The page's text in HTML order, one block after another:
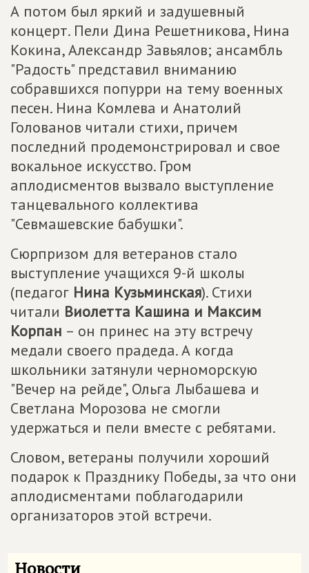
А потом был яркий и задушевный
концерт. Пели Дина Решетникова, Нина
Кокина, Александр Завьялов; ансамбль
"Радость" представил вниманию
собравшихся попурри на тему военных
песен. Нина Комлева и Анатолий
Голованов читали стихи, причем
последний продемонстрировал и свое
вокальное искусство. Гром
аплодисментов вызвало выступление
танцевального коллектива
"Севмашевские бабушки".
Сюрпризом для ветеранов стало
выступление учащихся 9-й школы
(педагог Нина Кузьминская). Стихи
читали Виолетта Кашина и Максим
Корпан – он принес на эту встречу
медали своего прадеда. А когда
школьники затянули черноморскую
"Вечер на рейде", Ольга Лыбашева и
Светлана Морозова не смогли
удержаться и пели вместе с ребятами.
Словом, ветераны получили хороший
подарок к Празднику Победы, за что они
аплодисментами поблагодарили
организаторов этой встречи.
Новости